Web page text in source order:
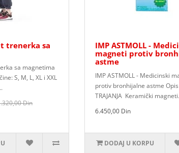
trenerka sa
sa magnetima
S, M, L, XL i XXL
Din
IMP ASTMOLL -
magneti protiv
astme
IMP ASTMOLL - Medicinski
protiv bronhijalne astme Opis
TRAJANJA Keramički
6.450,00 Din
DODAJ U KORPU